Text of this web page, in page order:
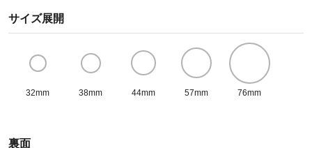
サイズ展開
32mm 38mm 44mm 57mm 76mm
裏面